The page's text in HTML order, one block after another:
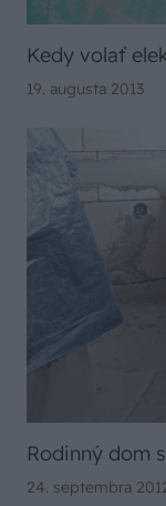
Kedy volať
19. augusta 2013
Rodinný dom
24. septembra